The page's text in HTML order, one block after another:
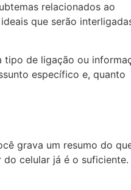
relacionados ao
que serão
tipo de ligação ou
específico e, quanto
grava um resumo do
celular já é o suficiente.